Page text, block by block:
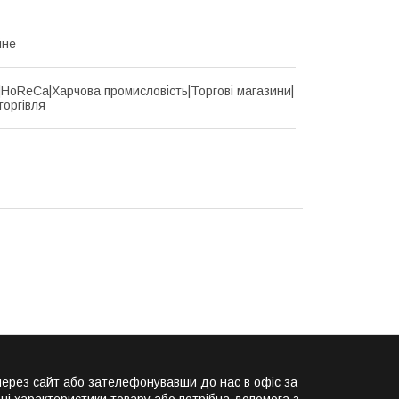
промисловість|Торгові магазини|
сайт або зателефонувавши до нас в офіс за